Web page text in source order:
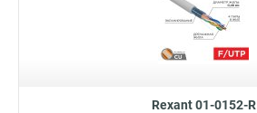
Rexant 01-0152-R